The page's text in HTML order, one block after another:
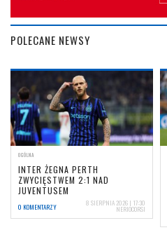
POLECANE NEWSY
OGÓLNA
INTER ŻEGNA PERTH
ZWYCIĘSTWEM 2:1 NAD
JUVENTUSEM
0 KOMENTARZY 8 SIERPNIA 2026 | 17:30
NERIOCORSI